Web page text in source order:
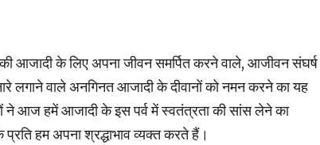
के लिए अपना जीवन समर्पित करने वाले, आजीवन संघर्ष
लगाने वाले अनगिनत आजादी के दीवानों को नमन करने का यह
ने आज हमें आजादी के इस पर्व में स्‍वतंत्रता की सांस लेने का
हम अपना श्रद्धाभाव व्‍यक्‍त करते हैं।